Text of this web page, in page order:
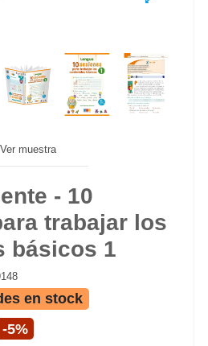
Ver muestra
- 10
trabajar los
básicos 1
en stock
-5%